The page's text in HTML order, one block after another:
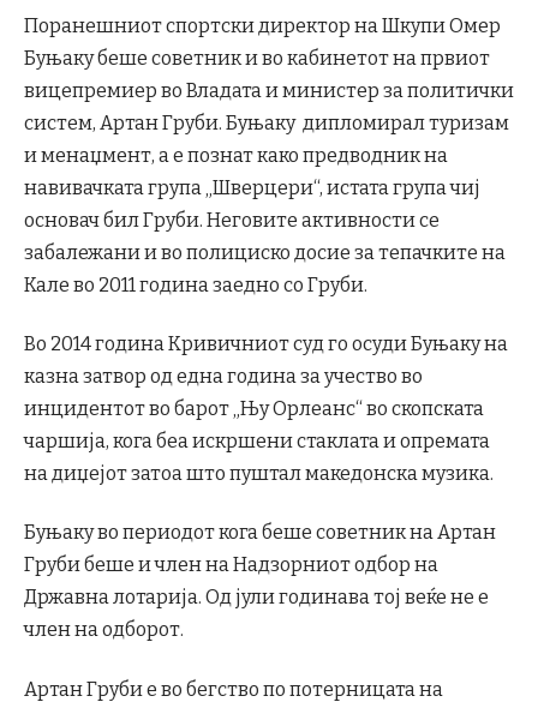
Поранешниот спортски директор на Шкупи Омер
Буњаку беше советник и во кабинетот на првиот
вицепремиер во Владата и министер за политички
систем, Артан Груби. Буњаку дипломирал туризам
и менаџмент, а е познат како предводник на
навивачката група „Шверцери“, истата група чиј
основач бил Груби. Неговите активности се
забалежани и во полициско досие за тепачките на
Кале во 2011 година заедно со Груби.
Во 2014 година Кривичниот суд го осуди Буњаку на
казна затвор од една година за учество во
инцидентот во барот „Њу Орлеанс“ во скопската
чаршија, кога беа искршени стаклата и опремата
на диџејот затоа што пуштал македонска музика.
Буњаку во периодот кога беше советник на Артан
Груби беше и член на Надзорниот одбор на
Државна лотарија. Од јули годинава тој веќе не е
член на одборот.
Артан Груби е во бегство по потерницата на